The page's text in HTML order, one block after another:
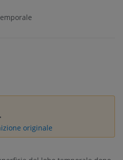
originale